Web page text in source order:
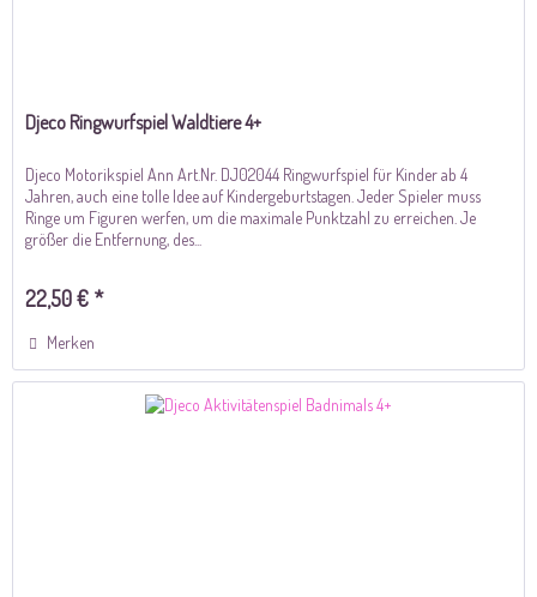
Djeco Ringwurfspiel Waldtiere 4+
Djeco Motorikspiel Ann Art.Nr. DJ02044 Ringwurfspiel für Kinder ab 4
Jahren, auch eine tolle Idee auf Kindergeburtstagen. Jeder Spieler muss
Ringe um Figuren werfen, um die maximale Punktzahl zu erreichen. Je
größer die Entfernung, des...
22,50 € *
Merken